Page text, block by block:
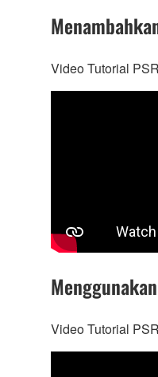
Video Tutorial
Video Tutorial